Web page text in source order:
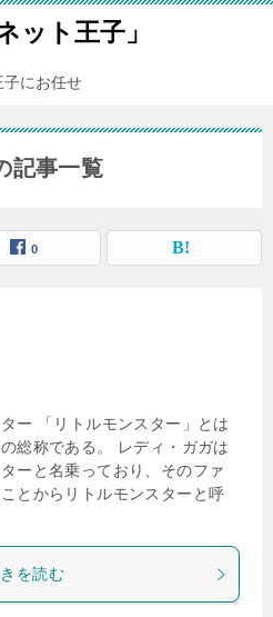
ット王子」
子にお任せ
記事一覧
0
ー 「リトルモンスター」とは
総称である。 レディ・ガガは
ーと名乗っており、そのファ
とからリトルモンスターと呼
を読む